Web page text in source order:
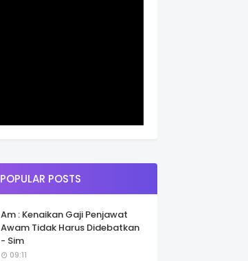
POPULAR POSTS
Am : Kenaikan Gaji Penjawat
Awam Tidak Harus Didebatkan
- Sim
09:11